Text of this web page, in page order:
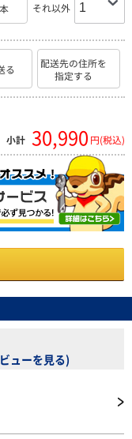
それ以外
る
配送先の住所を
指定する
小計 30,990 円(税込)
ューを見る)